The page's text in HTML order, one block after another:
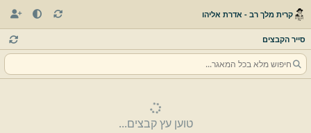
קרית מלך רב - אדרת אליהו
סייר הקבצים
טוען עץ קבצים...